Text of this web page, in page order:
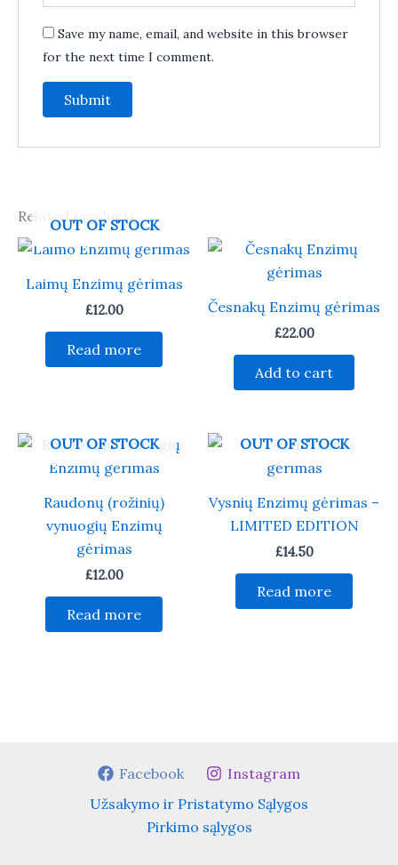
Save my name, email, and website in this browser
for the next time I comment.
Related products
OUT OF STOCK
Laimų Enzimų gėrimas
£12.00
Read more
Česnakų Enzimų gėrimas
£22.00
Add to cart
OUT OF STOCK
Raudonų (rožinių)
vynuogių Enzimų
gėrimas
£12.00
Read more
OUT OF STOCK
Vysnių Enzimų gėrimas –
LIMITED EDITION
£14.50
Read more
Facebook
Instagram
Užsakymo ir Pristatymo Sąlygos
Pirkimo sąlygos